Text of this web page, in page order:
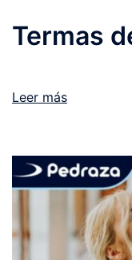
Termas
Leer más